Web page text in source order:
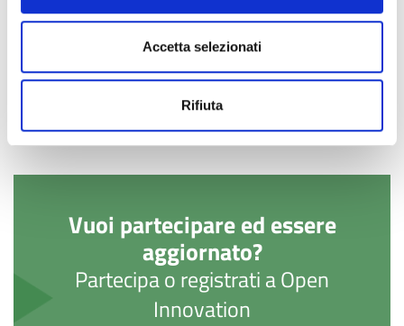
Accetta selezionati
Rifiuta
CONDIVIDI
Vuoi partecipare ed essere
aggiornato?
Partecipa o registrati a Open
Innovation